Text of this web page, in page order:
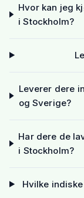
Hvor kan jeg
i Stockholm?
Leverer dere
og Sverige?
Har dere de
i Stockholm?
Hvilke